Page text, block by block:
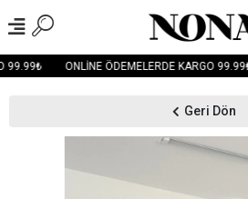
99.99₺ ONLİNE ÖDEMELERDE KARGO 99.99₺
Geri Dön